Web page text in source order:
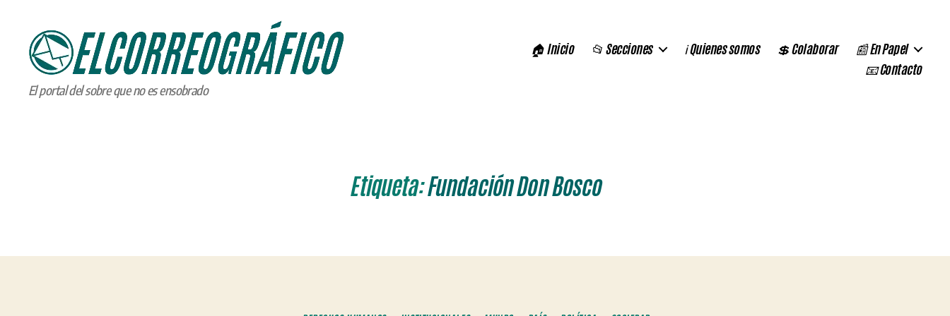
ELCORREOGRÁFICO
El portal del sobre que no es ensobrado
🏠 Inicio 📂 Secciones ℹ️ Quienes somos 💲 Colaborar
📰 En Papel
📧 Contacto
Etiqueta:Fundación Don Bosco
Categorías